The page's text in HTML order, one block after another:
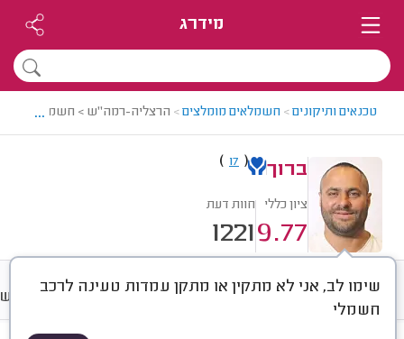
מידרג
טכנאים ותיקונים>חשמלאים מומלצים>הרצליה-רמה"ש > חשמלאי מומלץ
...
ברוך (
17
ציון כללי
9.77
חוות דעת
1221
שימו לב, אני לא מתקין או מתקן עמדות טעינה לרכב
חשמלי
חוות דעת מחירים ממוצע